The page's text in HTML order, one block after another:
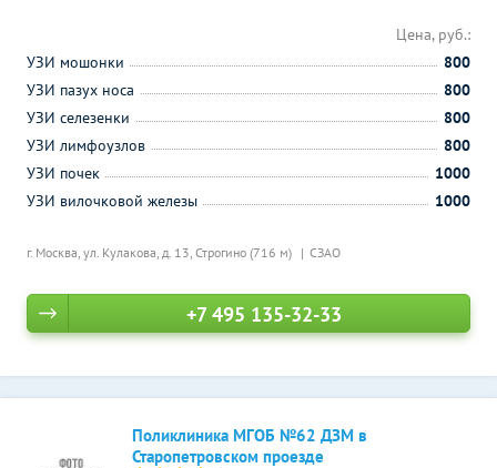
г. Москва, ул. Кулакова, д. 13, Строгино (716 м) СЗАО
Цена, руб.:
УЗИ мошонки
800
УЗИ пазух носа
800
УЗИ селезенки
800
УЗИ лимфоузлов
800
УЗИ почек
1000
УЗИ вилочковой железы
1000
+7 495 135-32-33
Поликлиника МГОБ №62 ДЗМ в
Старопетровском проезде